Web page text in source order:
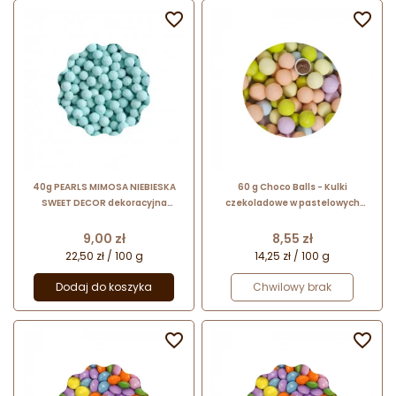
40g PEARLS MIMOSA NIEBIESKA
SWEET DECOR dekoracyjna
Cena
9,00 zł
22,50 zł / 100 g
Dodaj do koszyka

60 g Choco Balls - Kulki
czekoladowe w pastelowych
Cena
8,55 zł
14,25 zł / 100 g
Chwilowy brak

 